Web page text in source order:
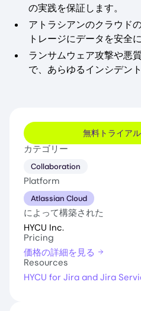
の実践を保証します。
アトラシアンのクラウド
トレージにデータを安全
ランサムウェア攻撃や悪
で、あらゆるインシデン
無料トライア
カテゴリー
Collaboration
Platform
Atlassian Cloud
によって構築された
HYCU Inc.
Pricing
価格の詳細を見る
Resources
HYCU for Jira and Jira